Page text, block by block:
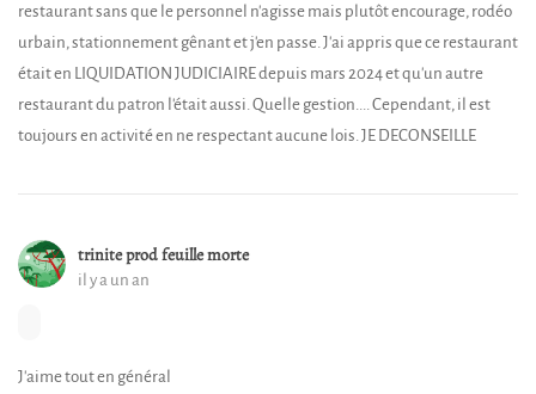
restaurant sans que le personnel n'agisse mais plutôt encourage, rodéo
urbain, stationnement gênant et j'en passe. J'ai appris que ce restaurant
était en LIQUIDATION JUDICIAIRE depuis mars 2024 et qu'un autre
restaurant du patron l'était aussi. Quelle gestion.... Cependant, il est
toujours en activité en ne respectant aucune lois. JE DECONSEILLE
trinite prod feuille morte
il y a un an
J'aime tout en général